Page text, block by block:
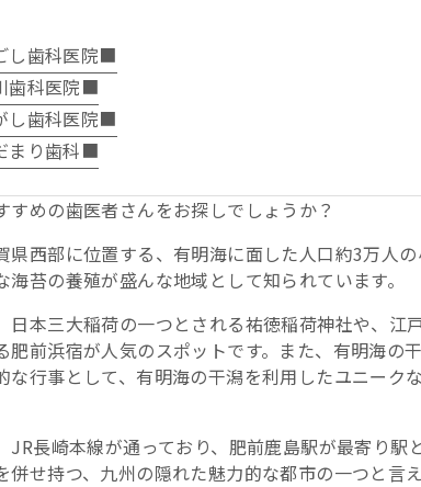
し歯科医院■
歯科医院■
し歯科医院■
まり歯科■
すめの歯医者さんをお探しでしょうか？
県西部に位置する、有明海に面した人口約3万人の
海苔の養殖が盛んな地域として知られています。
日本三大稲荷の一つとされる祐徳稲荷神社や、江
肥前浜宿が人気のスポットです。また、有明海の
な行事として、有明海の干潟を利用したユニーク
JR長崎本線が通っており、肥前鹿島駅が最寄り駅
併せ持つ、九州の隠れた魅力的な都市の一つと言